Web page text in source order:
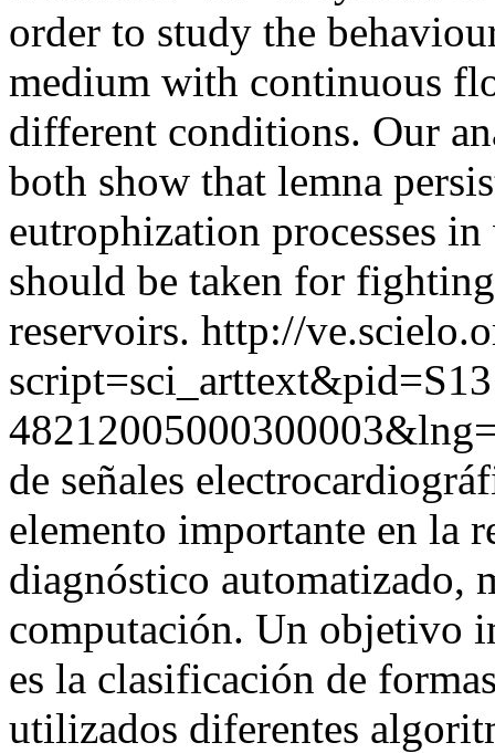
order to study the
medium with continuous
different conditions. Our
both show that lemna
eutrophization processes
should be taken for
reservoirs. http://
de señales
elemento importante en la
diagnóstico automatizado,
computación. Un objetivo
es la clasificación de
utilizados diferentes